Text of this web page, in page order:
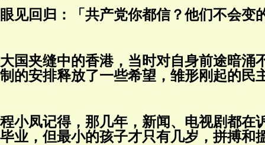
眼见回归：「共产党你都信？他们不会变
大国夹缝中的香港，当时对自身前途暗涌
制的安排释放了一些希望，雏形刚起的民
程小凤记得，那几年，新闻、电视剧都在
毕业，但最小的孩子才只有几岁，拼搏和